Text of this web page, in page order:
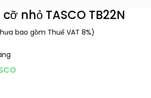
nhỏ TASCO TB22N
bao gồm Thuế VAT 8%)